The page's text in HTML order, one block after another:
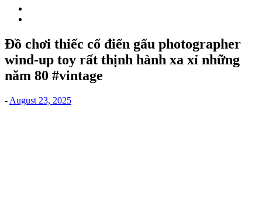
Đồ chơi thiếc cổ điển gấu photographer
wind-up toy rất thịnh hành xa xỉ những
năm 80 #vintage
- August 23, 2025